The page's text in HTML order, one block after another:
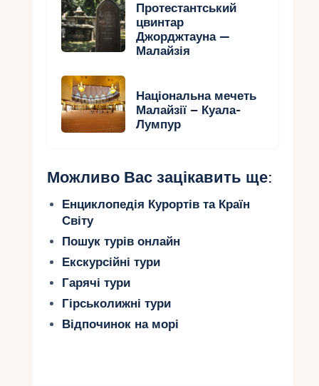
Протестантський
цвинтар
Джорджтауна —
Малайзія
Національна мечеть
Малайзії – Куала-
Лумпур
Можливо Вас зацікавить ще:
Енциклопедія Курортів та Країн
Світу
Пошук турів онлайн
Екскурсійні тури
Гарячі тури
Гірськолижні тури
Відпочинок на морі